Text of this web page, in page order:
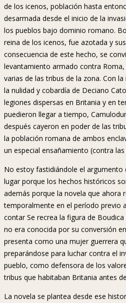
de los icenos, población hasta
desarmada desde el inicio de la
los pueblos bajo dominio romano.
reina de los icenos, fue azotada y
consecuencia de este hecho, se
levantamiento armado contra
varias de las tribus de la zona. Con
la nulidad y cobardía de Deciano
legiones dispersas en Britania y en
puedieron llegar a tiempo,
después cayeron en poder de las
la población romana de ambos
un especial ensañamiento (contra
No estoy fastidiándole el argumento
lugar porque los hechos históricos
además porque la novela que ahora
temporalmente en el período previo
contar Se recrea la figura de
no era conocida por su conversión
presenta como una mujer guerrera
preparándose para luchar contra el
pueblo, como defensora de los
tribus que habitaban Britania antes
La novela se plantea desde ese